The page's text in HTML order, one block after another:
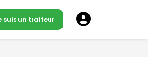
suis un traiteur